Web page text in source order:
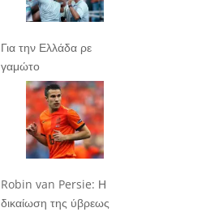
Για την Ελλάδα ρε
γαμώτο
Robin van Persie: Η
δικαίωση της ύβρεως